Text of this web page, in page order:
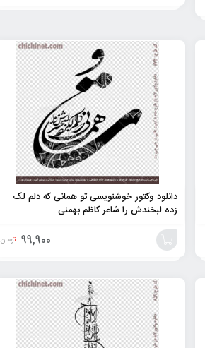
دانلود وکتور خوشنویسی تو همانی که دلم لک
زده لبخندش را شاعر کاظم بهمنی
99,900 تومان